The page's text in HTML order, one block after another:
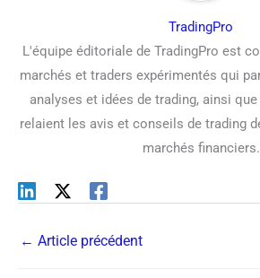
TradingPro
L'équipe éditoriale de TradingPro est
marchés et traders expérimentés qui
analyses et idées de trading, ainsi
relaient les avis et conseils de trading
marchés financiers.
← Article précédent